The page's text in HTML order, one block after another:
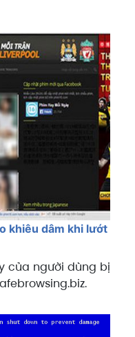
khiêu dâm khi lướt
của người dùng bị